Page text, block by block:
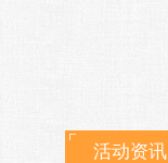
活动资讯